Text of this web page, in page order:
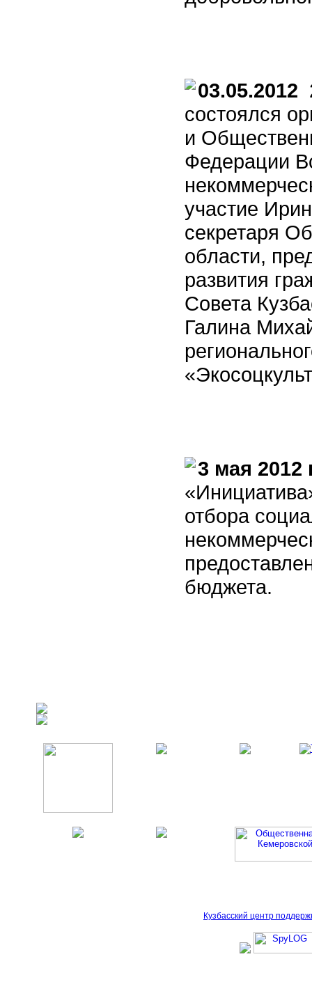
03.05.2012
состоялся
и
Федерации
участие
секретаря
области,
развития
Совета
Галина
3 мая 2012
отбора
бюджета.
Кузбасский центр